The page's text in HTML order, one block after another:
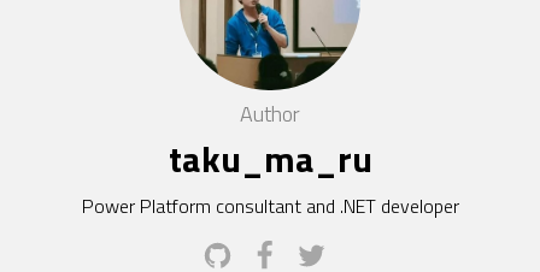
Author
taku_ma_ru
Power Platform consultant and .NET developer